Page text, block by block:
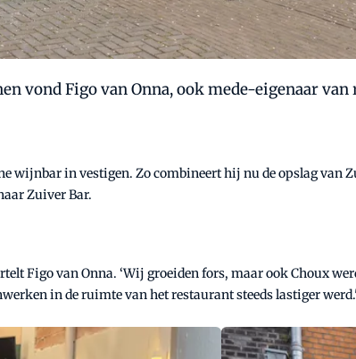
vond Figo van Onna, ook mede-eigenaar
wijnbar in vestigen. Zo combineert hij nu de opslag van
Zuiver Bar.
Figo van Onna. ‘Wij groeiden fors, maar ook Choux
in de ruimte van het restaurant steeds lastiger werd.'